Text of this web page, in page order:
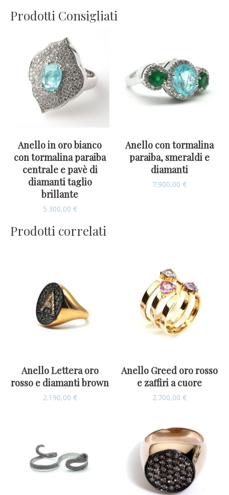
Prodotti Consigliati
Anello in oro bianco
con tormalina paraiba
centrale e pavè di
diamanti taglio
brillante
5.300,00 €
Anello con tormalina
paraiba, smeraldi e
diamanti
7.900,00 €
Prodotti correlati
Anello Lettera oro
rosso e diamanti brown
2.190,00 €
Anello Greed oro rosso
e zaffiri a cuore
2.700,00 €